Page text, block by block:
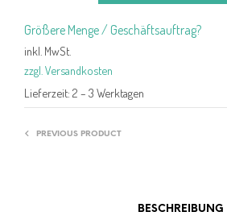
Größere Menge / Geschäftsauftrag?
inkl. MwSt.
zzgl. Versandkosten
Lieferzeit: 2 – 3 Werktagen
PREVIOUS PRODUCT
BESCHREIBUNG